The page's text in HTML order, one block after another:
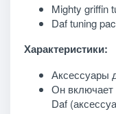
Mighty griffin
Daf tuning
Характеристики:
Аксессуары
Он включает
Daf